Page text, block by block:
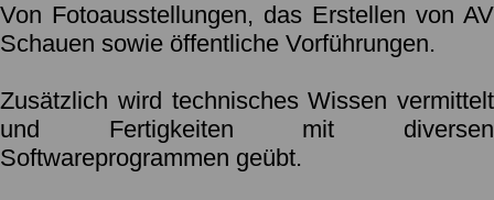
Von Fotoausstellungen, das Erstellen von AV
Schauen sowie öffentliche Vorführungen.
Zusätzlich wird technisches Wissen vermittelt
und Fertigkeiten mit diversen
Softwareprogrammen geübt.